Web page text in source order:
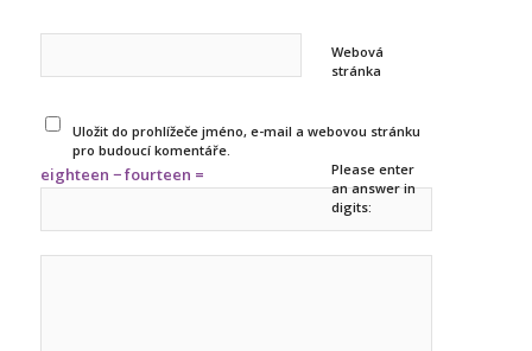
Webová
stránka
Uložit do prohlížeče jméno, e-mail a webovou stránku
pro budoucí komentáře.
Please enter
an answer in
digits:
eighteen − fourteen =